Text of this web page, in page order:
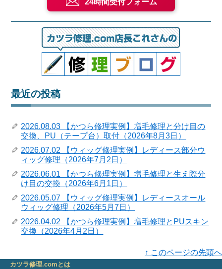
24時間受付フォーム
最近の投稿
2026.08.03 【かつら修理実例】増毛修理と分け目の
交換、PU（テープ台）取付（2026年8月3日）
2026.07.02 【ウィッグ修理実例】レディース部分ウ
ィッグ修理（2026年7月2日）
2026.06.01 【かつら修理実例】増毛修理と生え際分
け目の交換（2026年6月1日）
2026.05.07 【ウィッグ修理実例】レディースオール
ウィッグ修理（2026年5月7日）
2026.04.02 【かつら修理実例】増毛修理とPUスキン
交換（2026年4月2日）
↑ このページの先頭へ
カツラ修理.comとは